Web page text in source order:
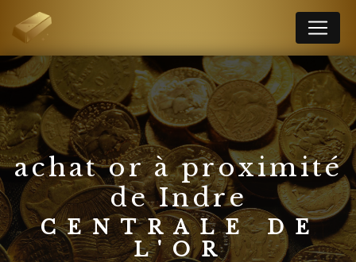
achat or à proximité
de Indre
CENTRALE DE
L'OR
Panneau de gestion des cookies